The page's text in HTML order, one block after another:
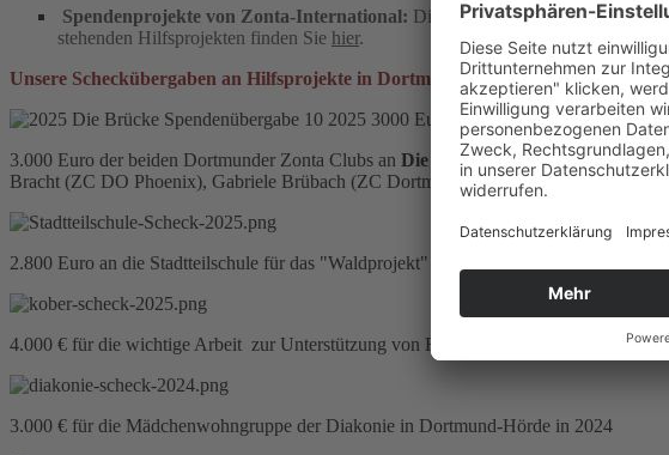
Spendenprojekte von Zonta-International: Die weltweiten Hilfsprojekte von
stehenden Hilfsprojekten finden Sie hier.
Unsere Scheckübergaben an Hilfsprojekte in Dortmund 2025 und 2024:
3.000 Euro der beiden Dortmunder Zonta Clubs an Die Brücke e.V.für Ihr Projekt
Bracht (ZC DO Phoenix), Gabriele Brübach (ZC Dortmund), Stephan Moning (Die
2.800 Euro an die Stadtteilschule für das "Waldprojekt" in 2025
4.000 € für die wichtige Arbeit zur Unterstützung von Frauen in prekären
3.000 € für die Mädchenwohngruppe der Diakonie in Dortmund-Hörde in 2024